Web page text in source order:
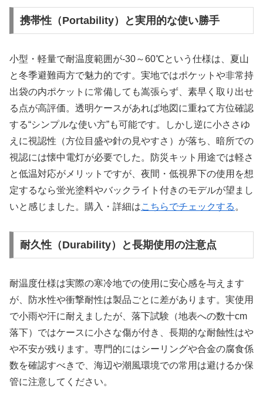
携帯性（Portability）と実用的な使い勝手
小型・軽量で耐温度範囲が-30～60℃という仕様は、夏山
と冬季避難両方で魅力的です。実地ではポケットや非常持
出袋の内ポケットに常備しても嵩張らず、素早く取り出せ
る点が高評価。透明ケースがあれば地図に重ねて方位確認
する“シンプルな使い方”も可能です。しかし逆に小ささゆ
えに視認性（方位目盛や針の見やすさ）が落ち、暗所での
視認には懐中電灯が必要でした。防災キット用途では軽さ
と低温対応がメリットですが、夜間・低視界下の使用を想
定するなら蛍光塗料やバックライト付きのモデルが望まし
いと感じました。購入・詳細はこちらでチェックする 。
耐久性（Durability）と長期使用の注意点
耐温度仕様は実際の寒冷地での使用に安心感を与えます
が、防水性や衝撃耐性は製品ごとに差があります。実使用
で小雨や汗に耐えましたが、落下試験（地表への数十cm
落下）ではケースに小さな傷が付き、長期的な耐蝕性はや
や不安が残ります。専門的にはシーリングや合金の腐食係
数を確認すべきで、海辺や潮風環境での常用は避けるか保
管に注意してください。